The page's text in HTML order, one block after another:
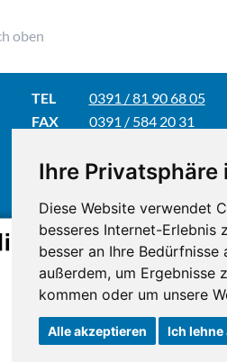
Ihre
Diese Website verwendet
besseres Internet-Erlebnis
besser an Ihre
außerdem, um Ergebnisse
kommen oder um unsere
Alle akzeptieren Ich lehne
oben
TEL
0391 / 81 90 68 05
FAX
0391 / 584 20 31
AGB